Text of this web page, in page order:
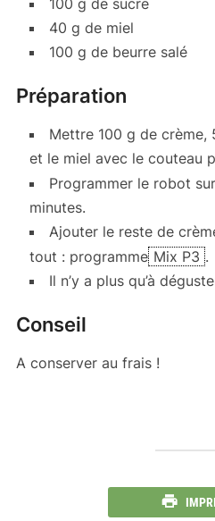
100 g de sucre
40 g de miel
100 g de beurre salé
Préparation
Mettre 100 g de crème,
et le miel avec le couteau
Programmer le robot sur
minutes.
Ajouter le reste de
tout : programme Mix P3 .
Il n’y a plus qu’à
Conseil
A conserver au frais !